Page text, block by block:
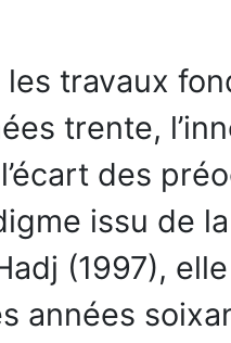
les travaux
trente,
des
issu de
(1997),
années